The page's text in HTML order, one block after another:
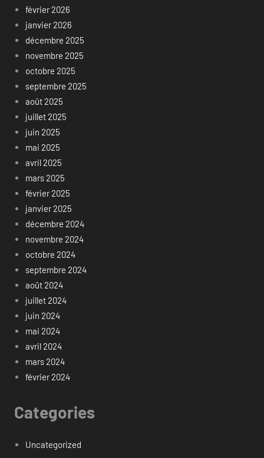
février 2026
janvier 2026
décembre 2025
novembre 2025
octobre 2025
septembre 2025
août 2025
juillet 2025
juin 2025
mai 2025
avril 2025
mars 2025
février 2025
janvier 2025
décembre 2024
novembre 2024
octobre 2024
septembre 2024
août 2024
juillet 2024
juin 2024
mai 2024
avril 2024
mars 2024
février 2024
Categories
Uncategorized